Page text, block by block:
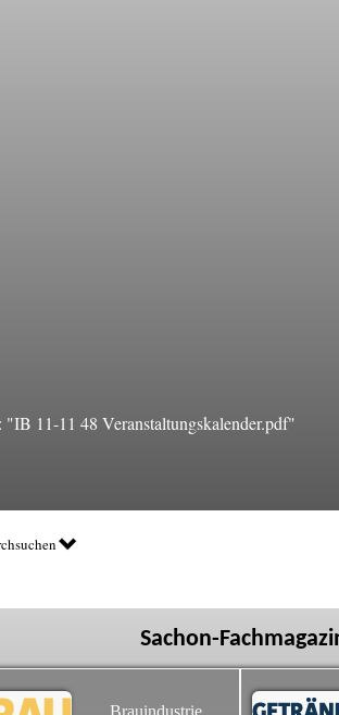
11-11 48 Veranstaltungskalender.pdf"
Sachon-
Brauindustrie